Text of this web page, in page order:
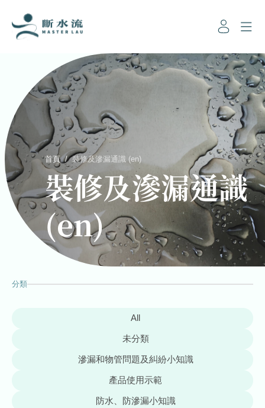
首頁 / 裝修及滲漏通識 (en)
裝修及滲漏通識
(en)
分類
All
未分類
滲漏和物管問題及糾紛小知識
產品使用示範
防水、防滲漏小知識